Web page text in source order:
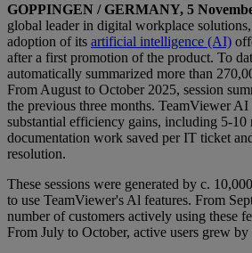
GOPPINGEN / GERMANY, 5
global leader in digital workplace
adoption of its artificial intelligence (AI)
after a first promotion of the product. To
automatically summarized more than
From August to October 2025, session
the previous three months. TeamViewer AI
substantial efficiency gains, including 5-10
documentation work saved per IT ticket
resolution.
These sessions were generated by c.
to use TeamViewer's Al features. From
number of customers actively using these
From July to October, active users grew by